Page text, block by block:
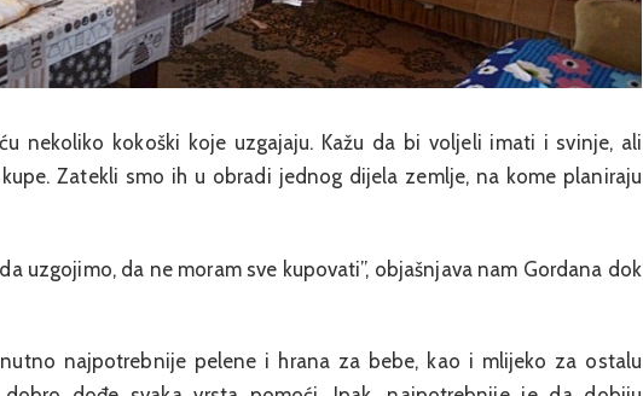
nekoliko kokoški koje uzgajaju. Kažu da bi voljeli imati i svinje, ali
Zatekli smo ih u obradi jednog dijela zemlje, na kome planiraju
uzgojimo, da ne moram sve kupovati”, objašnjava nam Gordana dok
najpotrebnije pelene i hrana za bebe, kao i mlijeko za ostalu